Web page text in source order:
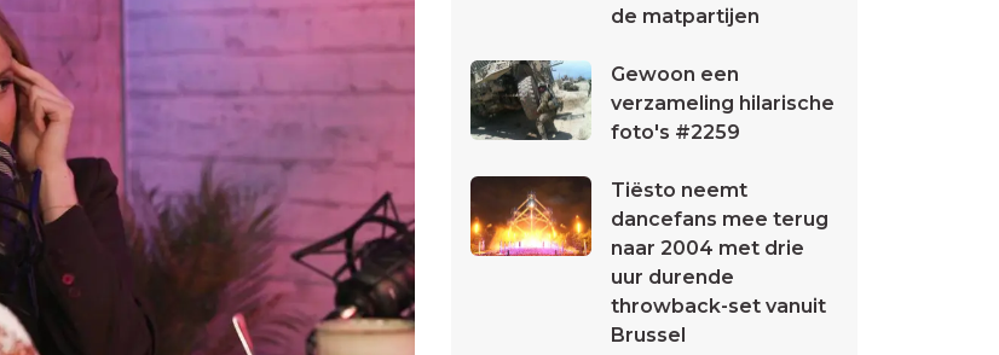
de matpartijen
Gewoon een
verzameling hilarische
foto's #2259
Tiësto neemt
dancefans mee terug
naar 2004 met drie
uur durende
throwback-set vanuit
Brussel